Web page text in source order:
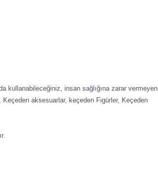
kullanabileceğiniz, insan sağlığına zarar vermeyen
aksesuarlar, keçeden Figürler, Keçeden